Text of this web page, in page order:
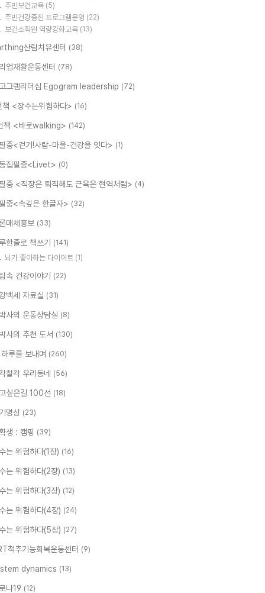
주민보건교육 (5)
주민건강증진 프로그램운영 (22)
보건소직원 역량강화교육 (13)
산림치유센터 (38)
업재활운동센터 (78)
그램리더십 Egogram leadership (72)
책 <장수는위험하다> (16)
책 <바로walking> (142)
중<걷기!사람-마을-건강을 잇다> (1)
집필중<Livet> (0)
중 <직장은 퇴직해도 근육은 현역처럼> (4)
중<속깊은 한글자> (32)
매체홍보 (33)
한줄로 책쓰기 (141)
뇌가 좋아하는 다이어트 (1)
속 건강이야기 (22)
백세 자료실 (31)
사의 운동상담실 (8)
사의 추천 도서 (130)
루를 보내며 (260)
찰칵 우리동네 (56)
싶은길 100선 (18)
명상 (23)
생 : 캠핑 (39)
는 위험하다(1장) (16)
는 위험하다(2장) (13)
는 위험하다(3장) (12)
는 위험하다(4장) (24)
는 위험하다(5장) (27)
척추기능회복운동센터 (9)
dynamics (13)
나19 (12)